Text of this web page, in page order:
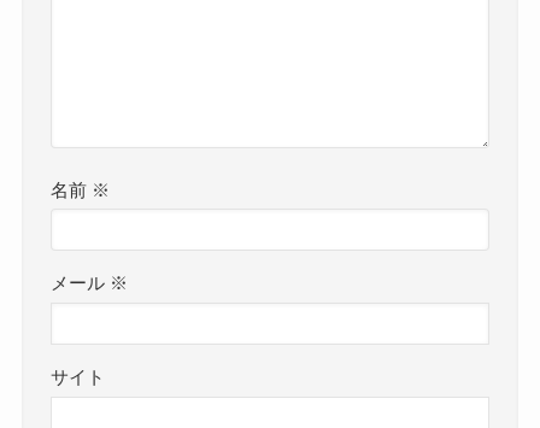
名前 ※
メール ※
サイト